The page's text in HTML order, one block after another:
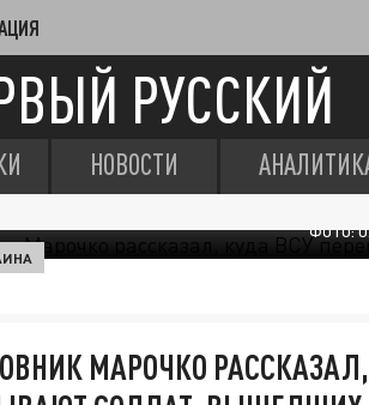
РУССКИЙ
НОВОСТИ
ФОТО:
МАРОЧКО